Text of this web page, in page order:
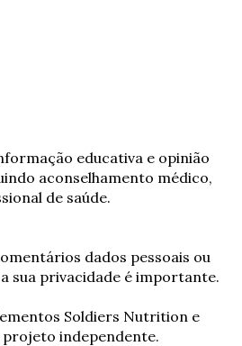
educativa e opinião
aconselhamento médico,
de saúde.
dados pessoais ou
sua privacidade é importante.
Soldiers Nutrition e
independente.